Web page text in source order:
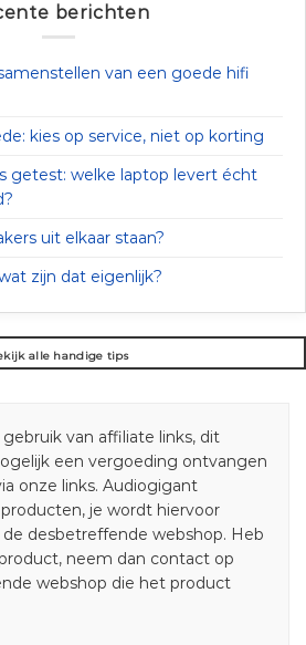
berichten
van een goede hifi
kies op service, niet op korting
getest: welke laptop levert écht
uit elkaar staan?
zijn dat eigenlijk?
alle handige tips
van affiliate links, dit
een vergoeding ontvangen
onze links. Audiogigant
je wordt hiervoor
desbetreffende webshop. Heb
neem dan contact op
webshop die het product